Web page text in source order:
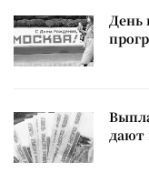
День
дают